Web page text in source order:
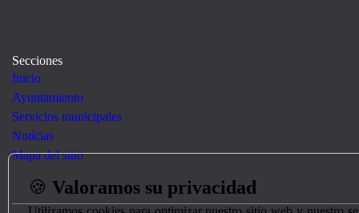
Secciones
Inicio
Ayuntamiento
Servicios municipales
Notícias
Mapa del sitio
🍪 Valoramos su privacidad